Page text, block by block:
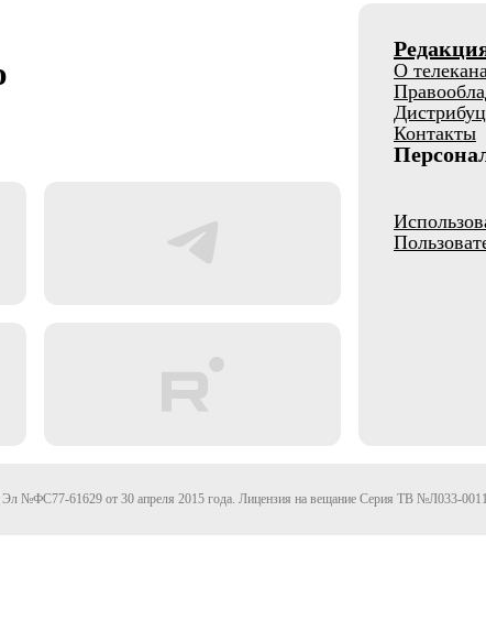
О
Контакты
№ФС77-61629 от 30 апреля 2015 года. Лицензия на вещание Серия ТВ №Л033-